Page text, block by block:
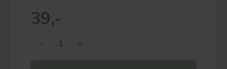
39,-